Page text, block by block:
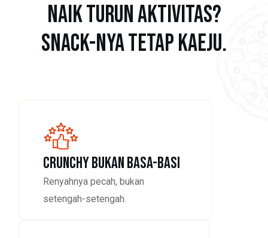
Naik Turun Aktivitas?
Snack-nya Tetap Kaeju.
CRUNCHY BUKAN BASA-BASI
Renyahnya pecah, bukan
setengah-setengah.